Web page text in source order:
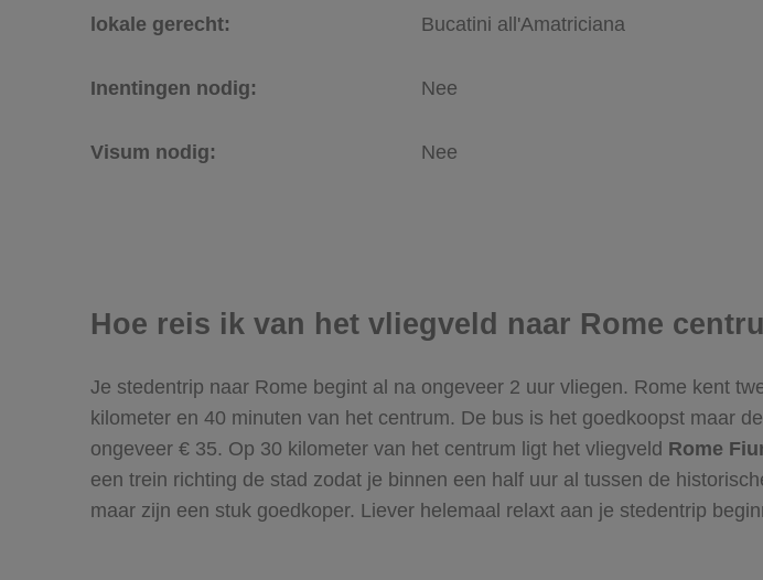
lokale gerecht: Bucatini all'Amatriciana
Inentingen nodig: Nee
Visum nodig: Nee
Hoe reis ik van het vliegveld naar Rome
Je stedentrip naar Rome begint al na ongeveer 2 uur vliegen. Rome kent
kilometer en 40 minuten van het centrum. De bus is het goedkoopst maar de
ongeveer € 35. Op 30 kilometer van het centrum ligt het vliegveld Rome
een trein richting de stad zodat je binnen een half uur al tussen de
maar zijn een stuk goedkoper. Liever helemaal relaxt aan je stedentrip